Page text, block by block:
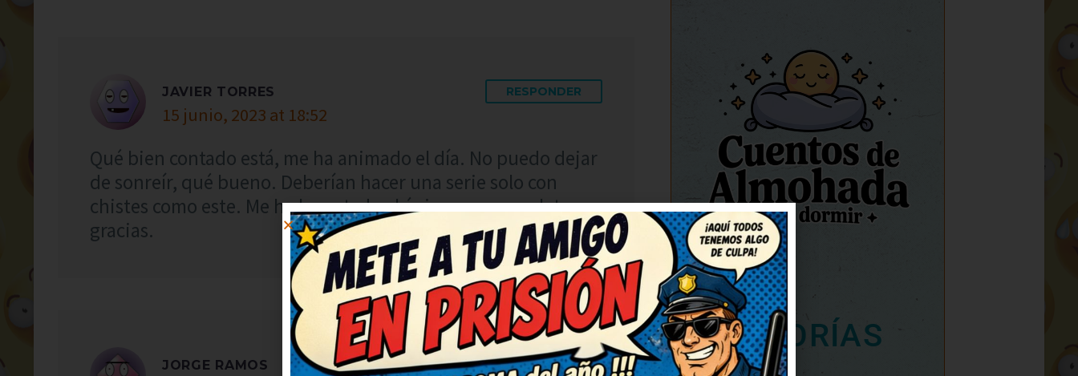
JAVIER TORRES
15 junio, 2023 at 18:52
RESPONDER
Qué bien contado está, me ha animado el día. No puedo dejar
de sonreír, qué bueno. Deberían hacer una serie solo con
chistes como este. Me ha levantado el ánimo por completo,
gracias.
JORGE RAMOS RESPONDER
CATEGORÍAS